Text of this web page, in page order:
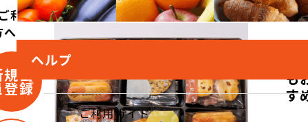
ヘルプ
ご利用ガイド
利用
へ
会
登録
も
す